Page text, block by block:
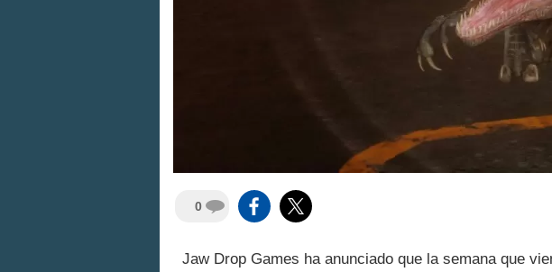
0
Jaw Drop Games ha anunciado que la semana que